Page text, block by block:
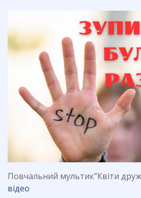
Повчальний мультик”Квіти
відео